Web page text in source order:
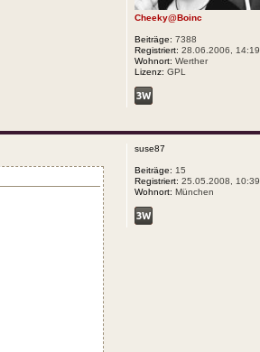
Cheeky@Boinc
Beiträge: 7388
Registriert: 28.06.2006, 14:19
Wohnort: Werther
Lizenz: GPL
suse87
Beiträge: 15
Registriert: 25.05.2008, 10:39
Wohnort: München